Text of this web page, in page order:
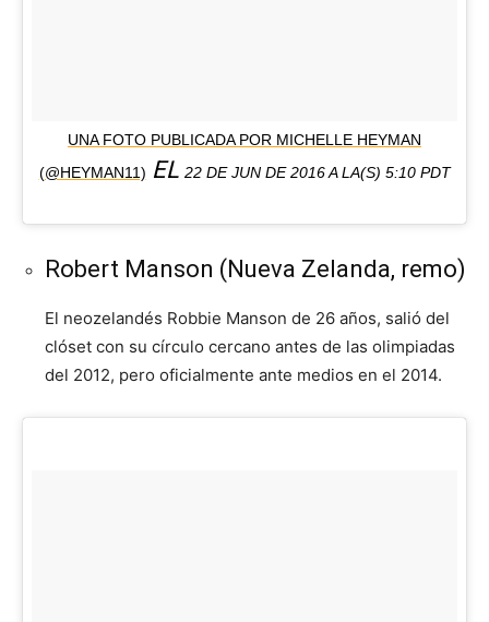
UNA FOTO PUBLICADA POR MICHELLE HEYMAN
(@HEYMAN11) EL 22 DE JUN DE 2016 A LA(S) 5:10 PDT
Robert Manson (Nueva Zelanda, remo)
El neozelandés Robbie Manson de 26 años, salió del
clóset con su círculo cercano antes de las olimpiadas
del 2012, pero oficialmente ante medios en el 2014.